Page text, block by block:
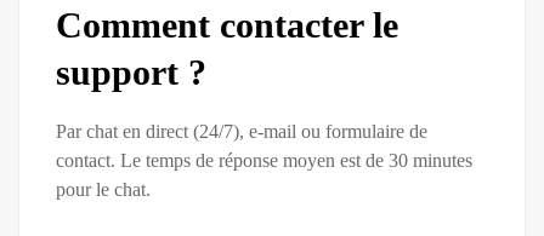
Comment contacter le
support ?
Par chat en direct (24/7), e-mail ou formulaire de
contact. Le temps de réponse moyen est de 30 minutes
pour le chat.